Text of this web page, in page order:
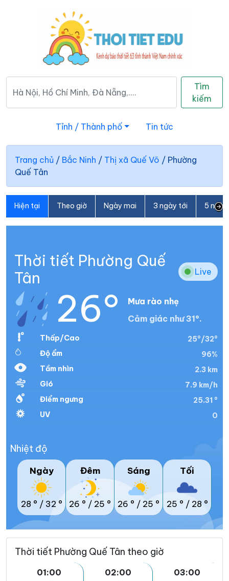
Tìm
kiếm
Tỉnh / Thành phố Tin tức
Trang chủ / Bắc Ninh / Thị xã Quế Võ / Phường
Quế Tân
Hiện tại Theo giờ Ngày mai 3 ngày tới 5
Thời tiết Phường Quế
Tân
Live
26°
Mưa rào nhẹ
Cảm giác như 31°.
Thấp/Cao
25°/32°
Độ ẩm
96%
Tầm nhìn
2.3 km
Gió
7.9 km/h
Điểm ngưng
25.31 °
UV
0
Nhiệt độ
Ngày
28 ° / 32 °
Đêm
26 ° / 25 °
Sáng
26 ° / 25 °
Tối
25 ° / 28 °
Thời tiết Phường Quế Tân theo giờ
01:00
02:00
03:00